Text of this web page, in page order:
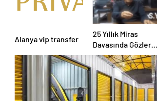
Alanya vip transfer
25 Yıllık Miras
Davasında Gözler
Temmuz Ayındaki
Karar Duruşmasına
Çevrildi